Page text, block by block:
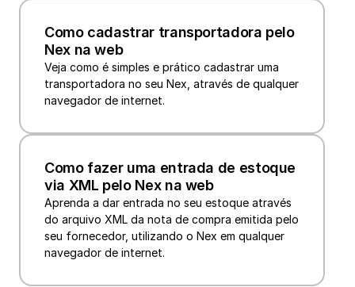
Como cadastrar transportadora pelo
Nex na web
Veja como é simples e prático cadastrar uma
transportadora no seu Nex, através de qualquer
navegador de internet.
Como fazer uma entrada de estoque
via XML pelo Nex na web
Aprenda a dar entrada no seu estoque através
do arquivo XML da nota de compra emitida pelo
seu fornecedor, utilizando o Nex em qualquer
navegador de internet.